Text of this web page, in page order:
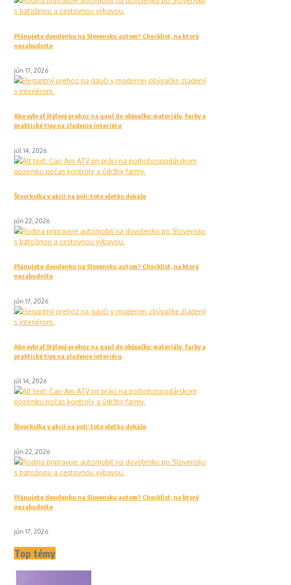
Plánujete dovolenku na Slovensku autom? Checklist, na ktorý
nezabudnite
jún 17, 2026
Ako vybrať štýlový prehoz na gauč do obývačky: materiály, farby a
praktické tipy na zladenie interiéru
júl 14, 2026
Štvorkolka v akcii na poli: toto všetko dokáže
jún 22, 2026
Plánujete dovolenku na Slovensku autom? Checklist, na ktorý
nezabudnite
jún 17, 2026
Ako vybrať štýlový prehoz na gauč do obývačky: materiály, farby a
praktické tipy na zladenie interiéru
júl 14, 2026
Štvorkolka v akcii na poli: toto všetko dokáže
jún 22, 2026
Plánujete dovolenku na Slovensku autom? Checklist, na ktorý
nezabudnite
jún 17, 2026
Top témy